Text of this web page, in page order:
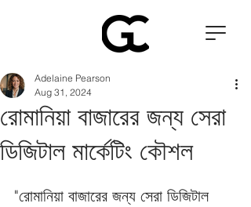
রোমানিয়া বাজারের জন্য সেরা
ডিজিটাল মার্কেটিং কৌশল
Adelaine Pearson
Aug 31, 2024
"রোমানিয়া বাজারের জন্য সেরা ডিজিটাল